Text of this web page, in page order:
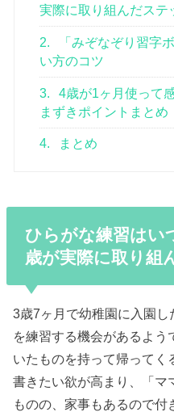
実際に取り組んだステ
2.
「みぞなぞり習字
い方のコツ
3.
4歳が1ヶ月使って
まずきポイントまとめ
4. まとめ
ひらがな練習はい
歳が実際に取り組
3歳7ヶ月で幼稚園に入園
を練習する機会があるよ
いたものを持って帰ってく
書きたい欲が高まり、「マ
ものの、家事もあるので